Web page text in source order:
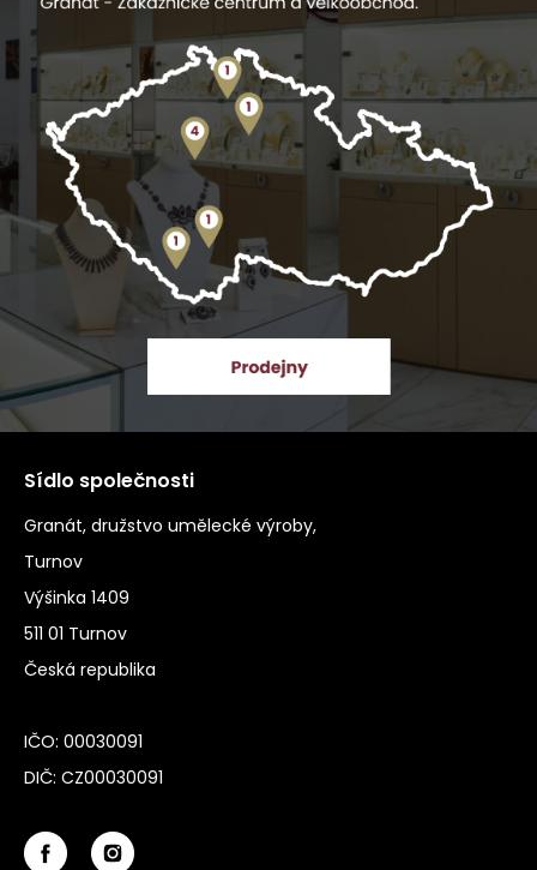
Sídlo společnosti
Granát, družstvo umělecké výroby,
Turnov
Výšinka 1409
511 01 Turnov
Česká republika
IČO: 00030091
DIČ: CZ00030091